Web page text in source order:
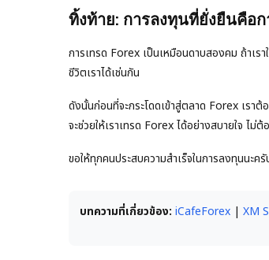
ทิ้งท้าย: การลงทุนที่ยั่งยืนคือ
การเทรด Forex เป็นเหมือนดาบสองคม ถ้าเร
ชีวิตเราได้เช่นกัน
ดังนั้นก่อนที่จะกระโดดเข้าสู่ตลาด Forex เรา
จะช่วยให้เราเทรด Forex ได้อย่างสบายใจ ไม่
ขอให้ทุกคนประสบความสำเร็จในการลงทุนนะครั
บทความที่เกี่ยวข้อง: iCafeForex | XM